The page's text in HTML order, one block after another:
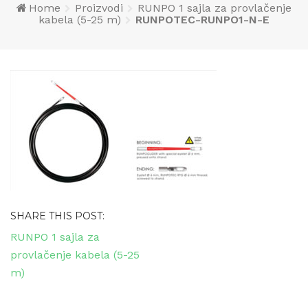
Home Proizvodi
RUNPO 1 sajla za provlačenje
kabela (5-25 m)
RUNPOTEC-RUNPO1-N-E
SHARE THIS POST:
Navigacija
objava
RUNPO 1 sajla za
provlačenje kabela (5-25
m)